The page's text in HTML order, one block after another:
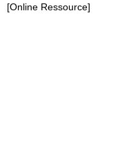
a
[Online Ressource]